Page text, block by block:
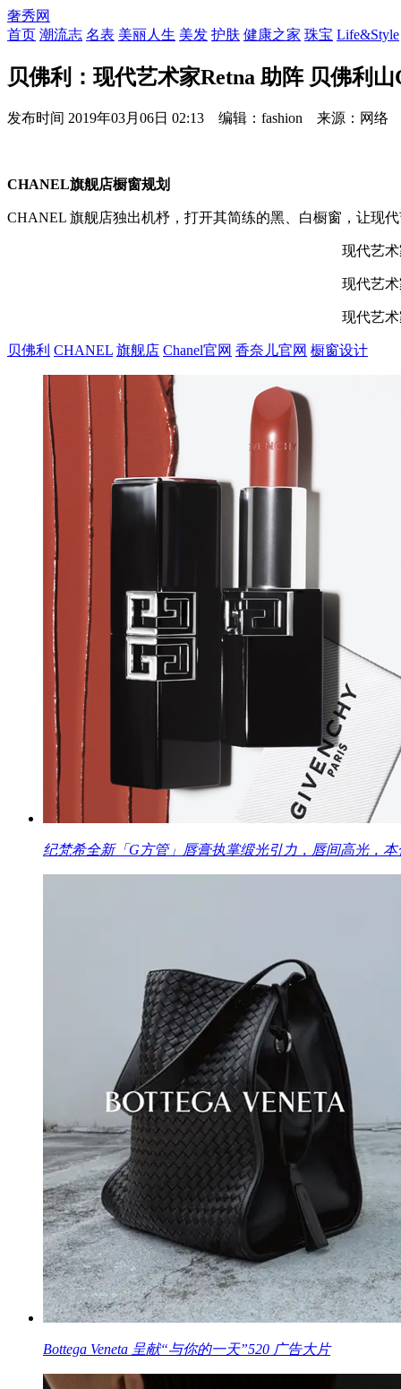
奢秀网
首页 潮流志 名表 美丽人生 美发 护肤 健康之家 珠宝 Life&Style
贝佛利：现代艺术家Retna 助阵 贝佛利
发布时间 2019年03月06日 02:13 编辑：fashion 来源：网络
CHANEL旗舰店橱窗规划
CHANEL 旗舰店独出机杼，打开其简练的黑、白橱窗，让现
现代艺
现代艺
现代艺
贝佛利 CHANEL 旗舰店 Chanel官网 香奈儿官网 橱窗设计
纪梵希全新「G方管」唇膏执掌缎光引力，唇间高光，本
Bottega Veneta 呈献“与你的一天”520 广告大片